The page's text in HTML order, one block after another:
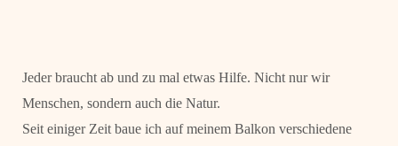
Jeder braucht ab und zu mal etwas Hilfe. Nicht nur wir
Menschen, sondern auch die Natur.
Seit einiger Zeit baue ich auf meinem Balkon verschiedene